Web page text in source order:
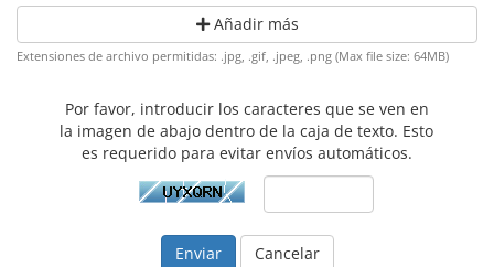
Añadir más
Extensiones de archivo permitidas: .jpg, .gif, .jpeg, .png (Max file size: 64MB)
Por favor, introducir los caracteres que se ven en
la imagen de abajo dentro de la caja de texto. Esto
es requerido para evitar envíos automáticos.
Cancelar